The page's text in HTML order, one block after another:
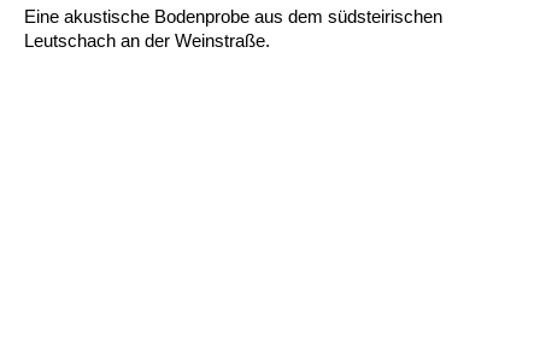
Natur und Landwirtschaft
Eine akustische Bodenprobe aus dem südsteirischen
Leutschach an der Weinstraße.